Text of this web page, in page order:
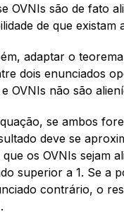
OVNIs são de fato
de que existam
adaptar o
dois enunciados
OVNIs não são
se ambos
deve se
que os OVNIs sejam
superior a 1. Se a
contrário, o